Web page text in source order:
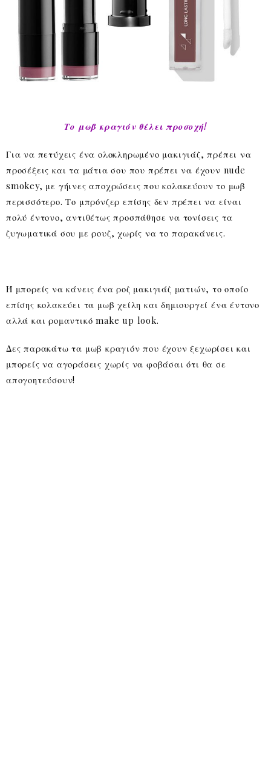
Το μωβ κραγιόν θέλει προσοχή!
Για να πετύχεις ένα ολοκληρωμένο μακιγιάζ, πρέπει να
προσέξεις και τα μάτια σου που πρέπει να έχουν nude
smokey, με γήινες αποχρώσεις που κολακεύουν το μωβ
περισσότερο. Το μπρόνζερ επίσης δεν πρέπει να είναι
πολύ έντονο, αντιθέτως προσπάθησε να τονίσεις τα
ζυγωματικά σου με ρουζ, χωρίς να το παρακάνεις.
Ή μπορείς να κάνεις ένα ροζ μακιγιάζ ματιών, το οποίο
επίσης κολακεύει τα μωβ χείλη και δημιουργεί ένα έντονο
αλλά και ρομαντικό make up look.
Δες παρακάτω τα μωβ κραγιόν που έχουν ξεχωρίσει και
μπορείς να αγοράσεις χωρίς να φοβάσαι ότι θα σε
απογοητεύσουν!